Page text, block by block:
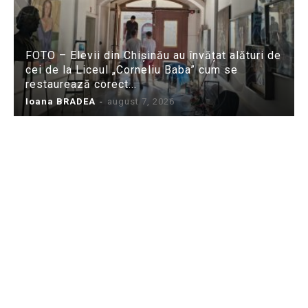
FOTO – Elevii din Chișinău au învățat alături de
cei de la Liceul „Corneliu Baba” cum se
restaurează corect...
Ioana BRADEA - august 7, 2026